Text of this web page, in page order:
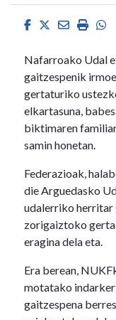
Facebook
Twitter
Email
Nafarroako Udal
gaitzespenik
gertaturiko
elkartasuna,
biktimaren
samin honetan.
Federazioak,
die Arguedasko
udalerriko herritar
zorigaiztoko
eragina dela eta.
Era berean,
motatako
gaitzespena